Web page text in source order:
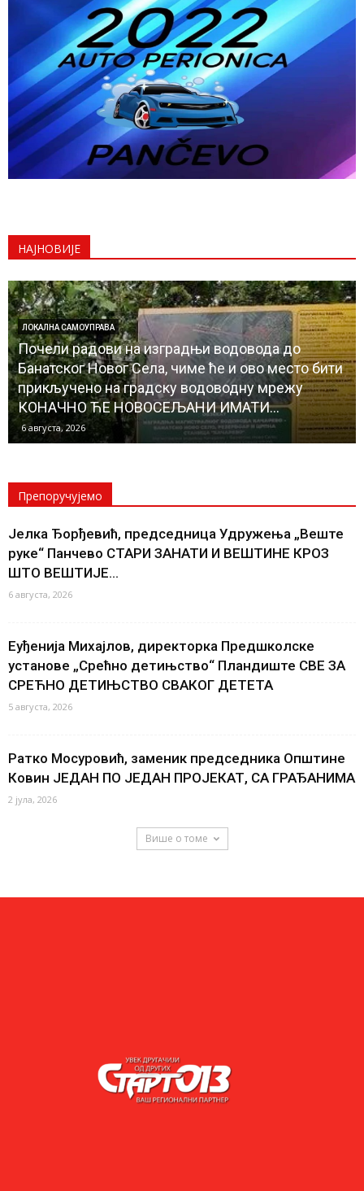
НАЈНОВИЈЕ
ДРУШТВО
Јелка Ђорђевић, председница Удружења
„Веште руке“ Панчево СТАРИ ЗАНАТИ И
ВЕШТИНЕ КРОЗ ШТО ВЕШТИЈЕ ДЕЧЈЕ РУКЕ
6 августа, 2026
Препоручујемо
Јелка Ђорђевић, председница Удружења „Веште
руке“ Панчево СТАРИ ЗАНАТИ И ВЕШТИНЕ КРОЗ
ШТО ВЕШТИЈЕ...
6 августа, 2026
Еуђенија Михајлов, директорка Предшколске
установе „Срећно детињство“ Пландиште СВЕ ЗА
СРЕЋНО ДЕТИЊСТВО СВАКОГ ДЕТЕТА
5 августа, 2026
Ратко Мосуровић, заменик председника Општине
Ковин ЈЕДАН ПО ЈЕДАН ПРОЈЕКАТ, СА ГРАЂАНИМА
2 јула, 2026
Више о томе